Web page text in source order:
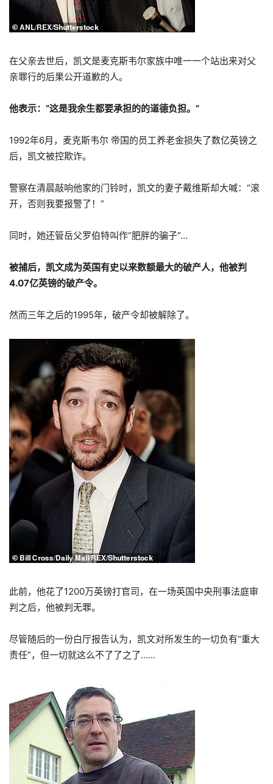
在父亲去世后，凯文是麦克斯韦尔家族中唯一一个站出来对父
亲罪行的后果公开道歉的人。
他表示：“这是我余生都要承担的的道德负担。”
1992年6月，麦克斯韦尔 帝国的员工养老金损失了数亿英镑之
后，凯文被控欺诈。
警察在清晨敲响他家的门铃时，凯文的妻子戴维斯却大喊：“滚
开，否则我要报警了！”
同时，她还管岳父罗伯特叫作“肥胖的骗子”…
被捕后，凯文成为英国有史以来数额最大的破产人，他被判
4.07亿英镑的破产令。
然而三年之后的1995年，破产令却被解除了。
此前，他花了1200万英镑打官司，在一场英国中央刑事法庭审
判之后，他被判无罪。
尽管随后的一份白厅报告认为，凯文对所发生的一切负有“重大
责任”，但一切就这么不了了之了……